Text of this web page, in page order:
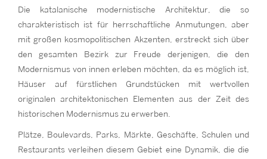
Die katalanische modernistische Architektur, die so
charakteristisch ist für herrschaftliche Anmutungen, aber
mit großen kosmopolitischen Akzenten, erstreckt sich über
den gesamten Bezirk zur Freude derjenigen, die den
Modernismus von innen erleben möchten, da es möglich ist,
Häuser auf fürstlichen Grundstücken mit wertvollen
originalen architektonischen Elementen aus der Zeit des
historischen Modernismus zu erwerben.
Plätze, Boulevards, Parks, Märkte, Geschäfte, Schulen und
Restaurants verleihen diesem Gebiet eine Dynamik, die die